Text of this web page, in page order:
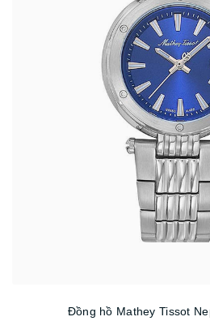
Đồng hồ Mathey Tissot